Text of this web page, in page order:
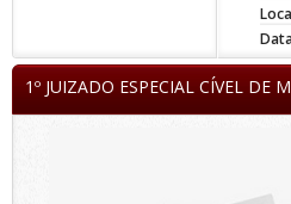
1º JUIZADO ESPECIAL CÍVEL DE